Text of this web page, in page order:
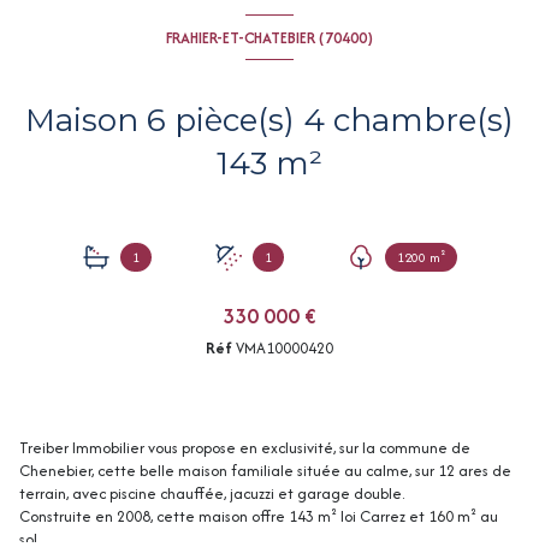
+6
FRAHIER-ET-CHATEBIER (70400)
Maison 6 pièce(s) 4 chambre(s)
143 m²
1 1 1200 m²
330 000 €
RéfVMA10000420
Treiber Immobilier vous propose en exclusivité, sur la commune de
Chenebier, cette belle maison familiale située au calme, sur 12 ares de
terrain, avec piscine chauffée, jacuzzi et garage double.
Construite en 2008, cette maison offre 143 m² loi Carrez et 160 m² au
sol.